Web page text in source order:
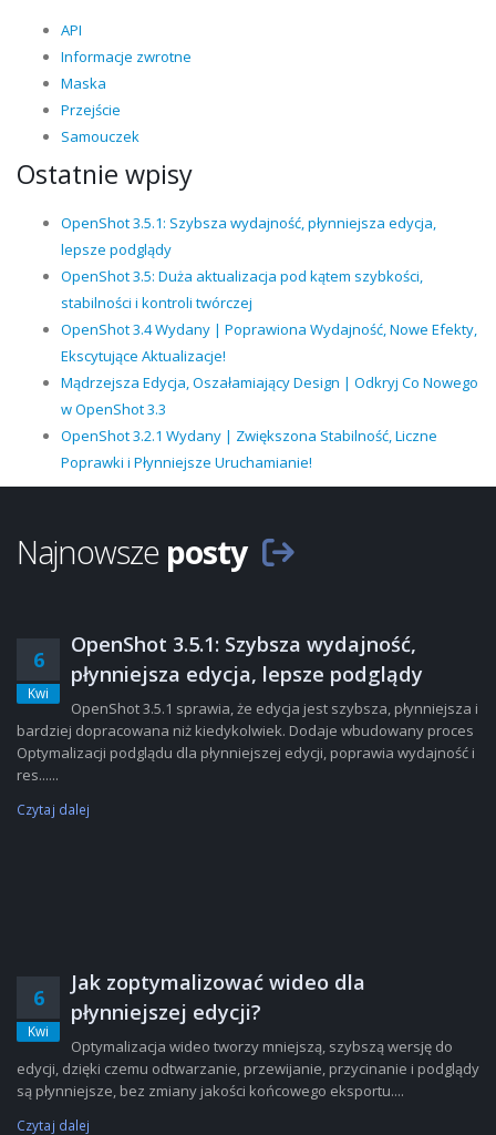
API
Informacje zwrotne
Maska
Przejście
Samouczek
Ostatnie wpisy
OpenShot 3.5.1: Szybsza wydajność, płynniejsza edycja,
lepsze podglądy
OpenShot 3.5: Duża aktualizacja pod kątem szybkości,
stabilności i kontroli twórczej
OpenShot 3.4 Wydany | Poprawiona Wydajność, Nowe Efekty,
Ekscytujące Aktualizacje!
Mądrzejsza Edycja, Oszałamiający Design | Odkryj Co Nowego
w OpenShot 3.3
OpenShot 3.2.1 Wydany | Zwiększona Stabilność, Liczne
Poprawki i Płynniejsze Uruchamianie!
Najnowsze posty
6
Kwi
OpenShot 3.5.1: Szybsza wydajność,
płynniejsza edycja, lepsze podglądy
OpenShot 3.5.1 sprawia, że edycja jest szybsza, płynniejsza i
bardziej dopracowana niż kiedykolwiek. Dodaje wbudowany proces
Optymalizacji podglądu dla płynniejszej edycji, poprawia wydajność i
res......
Czytaj dalej
6
Kwi
Jak zoptymalizować wideo dla
płynniejszej edycji?
Optymalizacja wideo tworzy mniejszą, szybszą wersję do
edycji, dzięki czemu odtwarzanie, przewijanie, przycinanie i podglądy
są płynniejsze, bez zmiany jakości końcowego eksportu....
Czytaj dalej